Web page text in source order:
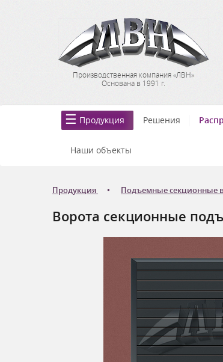
Производственная компания «ЛВН»
Основана в 1991 г.
Продукция Решения
Наши объекты
Продукция Подъемные секционные
Ворота секционные